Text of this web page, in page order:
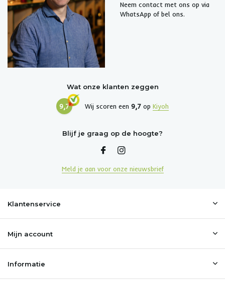
Neem contact met ons op via
WhatsApp of bel ons.
Wat onze klanten zeggen
9,7 Wij scoren een 9,7 op Kiyoh
Blijf je graag op de hoogte?
Meld je aan voor onze nieuwsbrief
Klantenservice
Mijn account
Informatie